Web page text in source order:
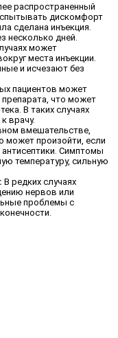
распространенный
дискомфорт
сделана инъекция.
несколько дней.
может
места инъекции.
и исчезают без
пациентов может
что может
В таких случаях
врачу.
вмешательстве,
может произойти, если
Симптомы
температуру, сильную
В редких случаях
нервов или
проблемы с